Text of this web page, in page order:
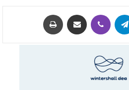
تيلقرام ڤايبر مشاركة عبر البريد